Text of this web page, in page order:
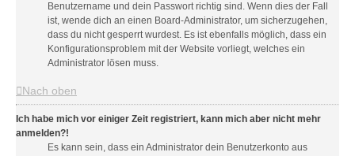
Benutzername und dein Passwort richtig sind. Wenn dies der Fall
ist, wende dich an einen Board-Administrator, um sicherzugehen,
dass du nicht gesperrt wurdest. Es ist ebenfalls möglich, dass ein
Konfigurationsproblem mit der Website vorliegt, welches ein
Administrator lösen muss.
Nach oben
Ich habe mich vor einiger Zeit registriert, kann mich aber nicht mehr
anmelden?!
Es kann sein, dass ein Administrator dein Benutzerkonto aus